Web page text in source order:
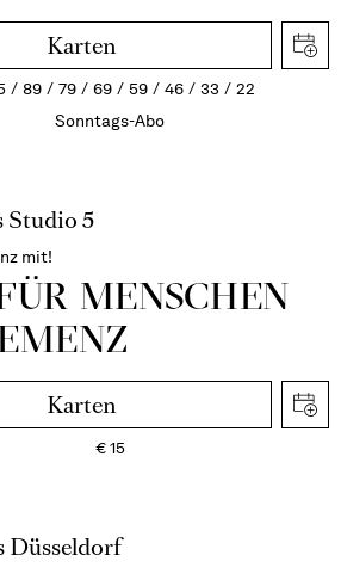
Karten
89 79 69 59 46 33
22
Sonntags-Abo
Studio 5
mit!
MENSCHEN
Karten
€15
Düsseldorf